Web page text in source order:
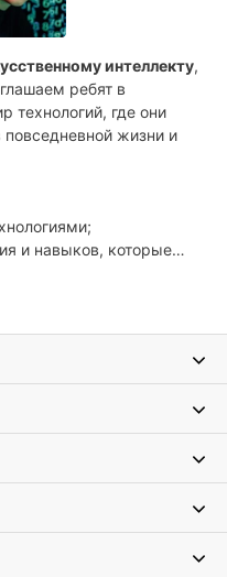
интеллекту,
ребят в
технологий, где они
повседневной жизни и
и навыков, которые
жизни;собственные